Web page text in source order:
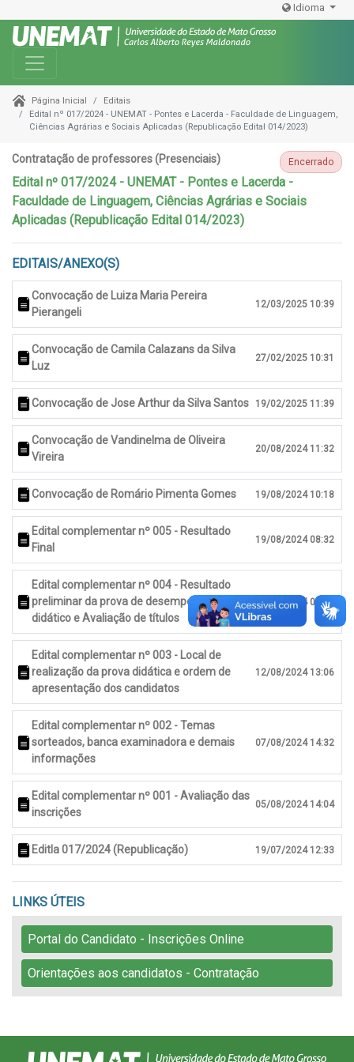
Idioma
Toggle navigation
Página Inicial
Editais
Edital nº 017/2024 - UNEMAT - Pontes e Lacerda - Faculdade de Linguagem,
Ciências Agrárias e Sociais Aplicadas (Republicação Edital 014/2023)
Contratação de professores (Presenciais) Encerrado
Edital nº 017/2024 - UNEMAT - Pontes e Lacerda -
Faculdade de Linguagem, Ciências Agrárias e Sociais
Aplicadas (Republicação Edital 014/2023)
EDITAIS/ANEXO(S)
Convocação de Luiza Maria Pereira
Pierangeli
12/03/2025 10:39
Convocação de Camila Calazans da Silva
Luz
27/02/2025 10:31
Convocação de Jose Arthur da Silva Santos 19/02/2025 11:39
Convocação de Vandinelma de Oliveira
Vireira
20/08/2024 11:32
Convocação de Romário Pimenta Gomes 19/08/2024 10:18
Edital complementar nº 005 - Resultado
Final
19/08/2024 08:32
Edital complementar nº 004 - Resultado
preliminar da prova de desempenho
didático e Avaliação de títulos
15/08/2024 09:16
Edital complementar nº 003 - Local de
realização da prova didática e ordem de
apresentação dos candidatos
12/08/2024 13:06
Edital complementar nº 002 - Temas
sorteados, banca examinadora e demais
informações
07/08/2024 14:32
Edital complementar nº 001 - Avaliação das
inscrições
05/08/2024 14:04
Editla 017/2024 (Republicação) 19/07/2024 12:33
LINKS ÚTEIS
Portal do Candidato - Inscrições Online
Orientações aos candidatos - Contratação